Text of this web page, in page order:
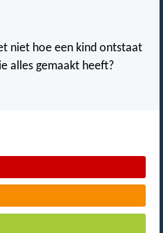
niet hoe een kind ontstaat
alles gemaakt heeft?